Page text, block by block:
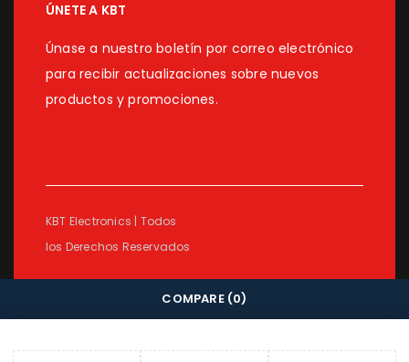
ÚNETE A KBT
Únase a nuestro boletín por correo electrónico
para recibir actualizaciones sobre nuevos
productos y promociones.
KBT Electronics | Todos
los Derechos Reservados
COMPARE (0)